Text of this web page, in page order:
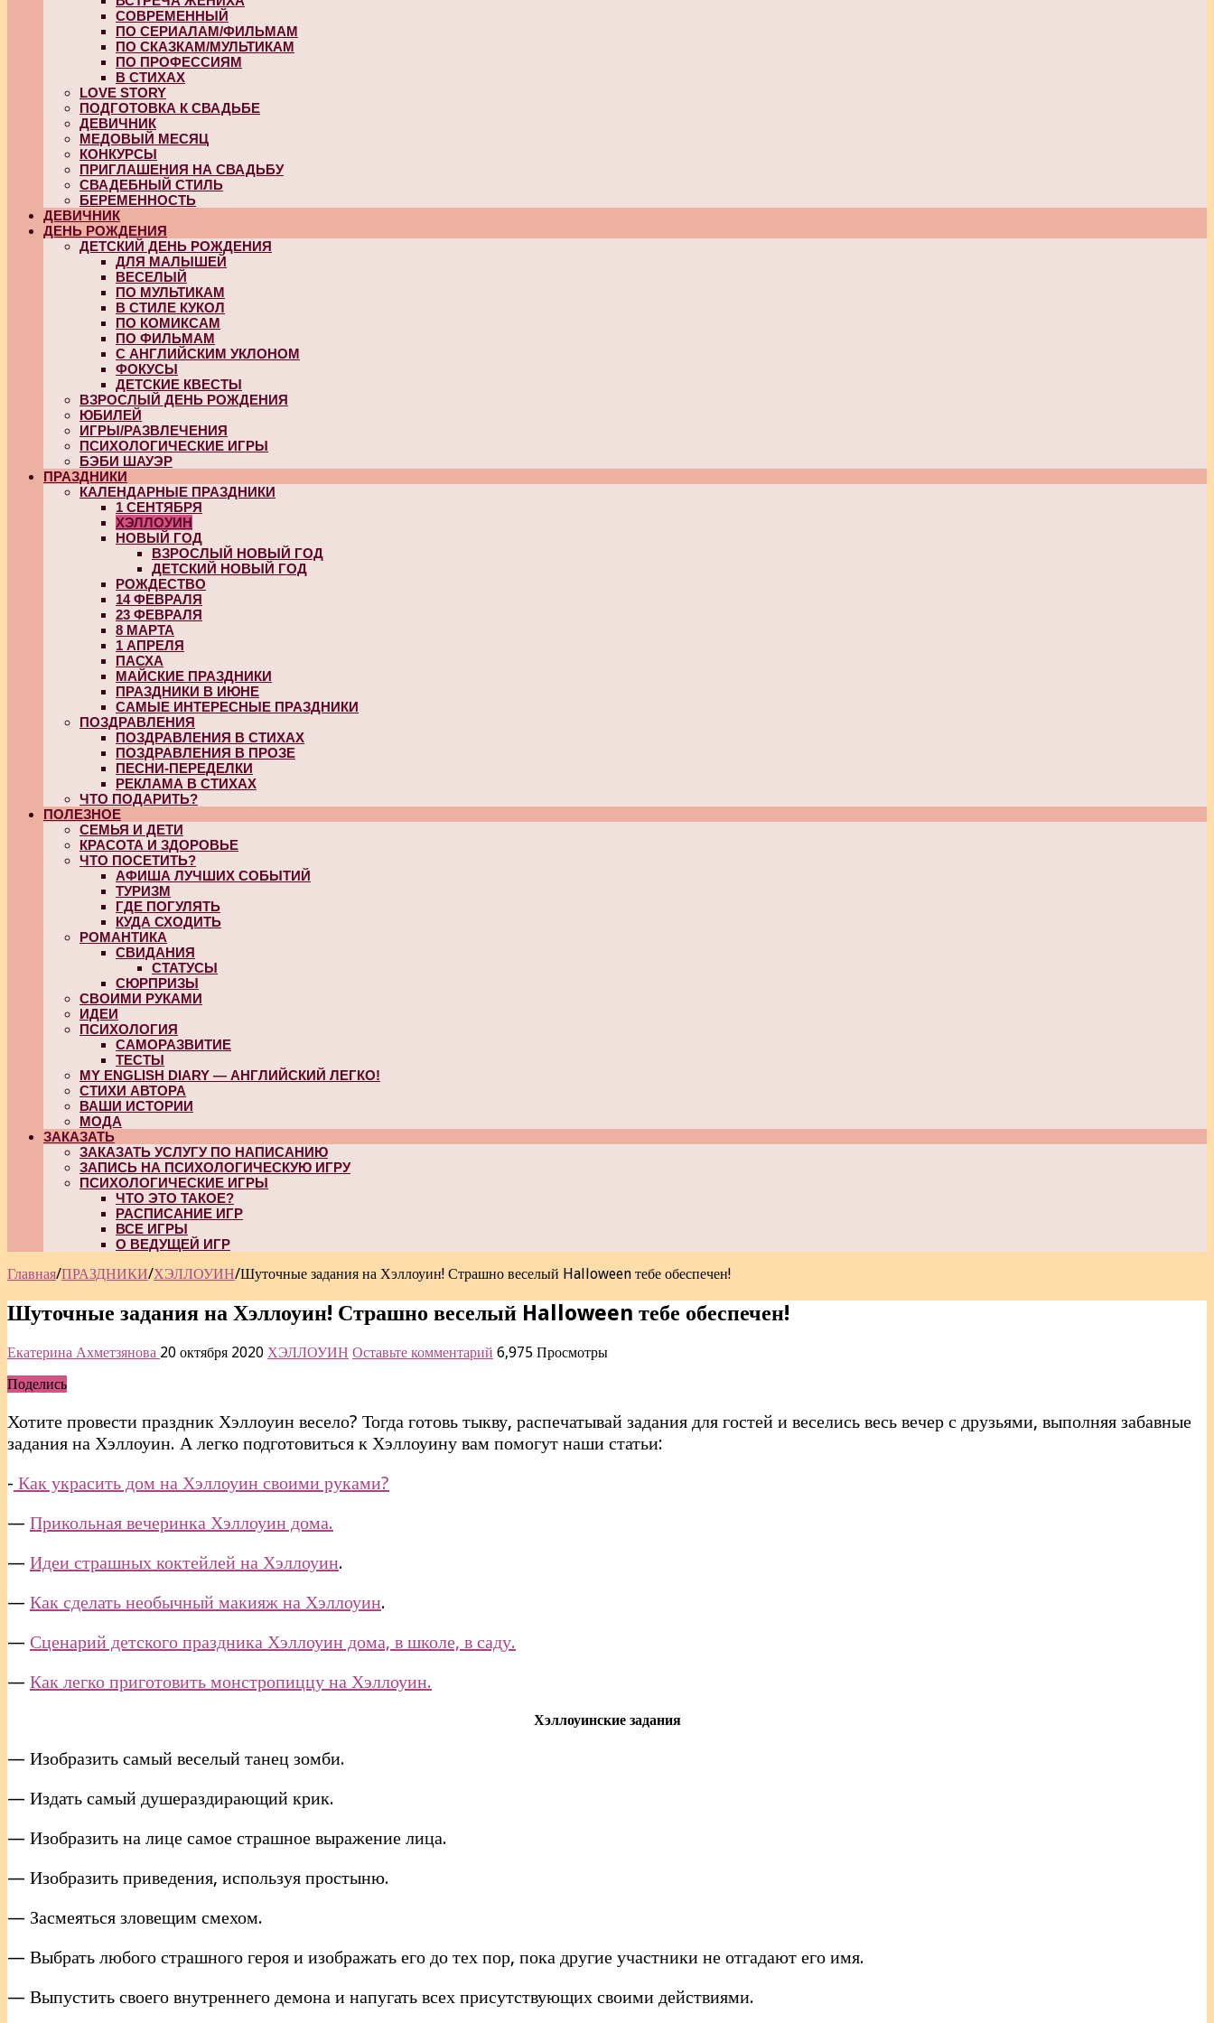
СОВРЕМЕННЫЙ
ПО СЕРИАЛАМ/ФИЛЬМАМ
ПО СКАЗКАМ/МУЛЬТИКАМ
ПО ПРОФЕССИЯМ
В СТИХАХ
LOVE STORY
ПОДГОТОВКА К СВАДЬБЕ
ДЕВИЧНИК
МЕДОВЫЙ МЕСЯЦ
КОНКУРСЫ
ПРИГЛАШЕНИЯ НА СВАДЬБУ
СВАДЕБНЫЙ СТИЛЬ
БЕРЕМЕННОСТЬ
ДЕВИЧНИК
ДЕНЬ РОЖДЕНИЯ
ДЕТСКИЙ ДЕНЬ РОЖДЕНИЯ
ДЛЯ МАЛЫШЕЙ
ВЕСЕЛЫЙ
ПО МУЛЬТИКАМ
В СТИЛЕ КУКОЛ
ПО КОМИКСАМ
ПО ФИЛЬМАМ
С АНГЛИЙСКИМ УКЛОНОМ
ФОКУСЫ
ДЕТСКИЕ КВЕСТЫ
ВЗРОСЛЫЙ ДЕНЬ РОЖДЕНИЯ
ЮБИЛЕЙ
ИГРЫ/РАЗВЛЕЧЕНИЯ
ПСИХОЛОГИЧЕСКИЕ ИГРЫ
БЭБИ ШАУЭР
ПРАЗДНИКИ
КАЛЕНДАРНЫЕ ПРАЗДНИКИ
1 СЕНТЯБРЯ
ХЭЛЛОУИН
НОВЫЙ ГОД
ВЗРОСЛЫЙ НОВЫЙ ГОД
ДЕТСКИЙ НОВЫЙ ГОД
РОЖДЕСТВО
14 ФЕВРАЛЯ
23 ФЕВРАЛЯ
8 МАРТА
1 АПРЕЛЯ
ПАСХА
МАЙСКИЕ ПРАЗДНИКИ
ПРАЗДНИКИ В ИЮНЕ
САМЫЕ ИНТЕРЕСНЫЕ ПРАЗДНИКИ
ПОЗДРАВЛЕНИЯ
ПОЗДРАВЛЕНИЯ В СТИХАХ
ПОЗДРАВЛЕНИЯ В ПРОЗЕ
ПЕСНИ-ПЕРЕДЕЛКИ
РЕКЛАМА В СТИХАХ
ЧТО ПОДАРИТЬ?
ПОЛЕЗНОЕ
СЕМЬЯ И ДЕТИ
КРАСОТА И ЗДОРОВЬЕ
ЧТО ПОСЕТИТЬ?
АФИША ЛУЧШИХ СОБЫТИЙ
ТУРИЗМ
ГДЕ ПОГУЛЯТЬ
КУДА СХОДИТЬ
РОМАНТИКА
СВИДАНИЯ
СТАТУСЫ
СЮРПРИЗЫ
СВОИМИ РУКАМИ
ИДЕИ
ПСИХОЛОГИЯ
САМОРАЗВИТИЕ
ТЕСТЫ
MY ENGLISH DIARY — АНГЛИЙСКИЙ ЛЕГКО!
СТИХИ АВТОРА
ВАШИ ИСТОРИИ
МОДА
ЗАКАЗАТЬ
ЗАКАЗАТЬ УСЛУГУ ПО НАПИСАНИЮ
ЗАПИСЬ НА ПСИХОЛОГИЧЕСКУЮ ИГРУ
ПСИХОЛОГИЧЕСКИЕ ИГРЫ
ЧТО ЭТО ТАКОЕ?
РАСПИСАНИЕ ИГР
ВСЕ ИГРЫ
О ВЕДУЩЕЙ ИГР
Главная/ПРАЗДНИКИ/ХЭЛЛОУИН/Шуточные задания на Хэллоуин! Страшно веселый Halloween тебе обеспечен!
Шуточные задания на Хэллоуин! Страшно веселый Halloween тебе обеспечен!
Екатерина Ахметзянова 20 октября 2020 ХЭЛЛОУИН Оставьте комментарий 6,975 Просмотры
Поделись
Хотите провести праздник Хэллоуин весело? Тогда готовь тыкву, распечатывай задания для гостей и веселись весь вечер с друзьями, выполняя забавные
задания на Хэллоуин. А легко подготовиться к Хэллоуину вам помогут наши статьи:
- Как украсить дом на Хэллоуин своими руками?
— Прикольная вечеринка Хэллоуин дома.
— Идеи страшных коктейлей на Хэллоуин.
— Как сделать необычный макияж на Хэллоуин.
— Сценарий детского праздника Хэллоуин дома, в школе, в саду.
— Как легко приготовить монстропиццу на Хэллоуин.
Хэллоуинские задания
— Изобразить самый веселый танец зомби.
— Издать самый душераздирающий крик.
— Изобразить на лице самое страшное выражение лица.
— Изобразить приведения, используя простыню.
— Засмеяться зловещим смехом.
— Выбрать любого страшного героя и изображать его до тех пор, пока другие участники не отгадают его имя.
— Выпустить своего внутреннего демона и напугать всех присутствующих своими действиями.